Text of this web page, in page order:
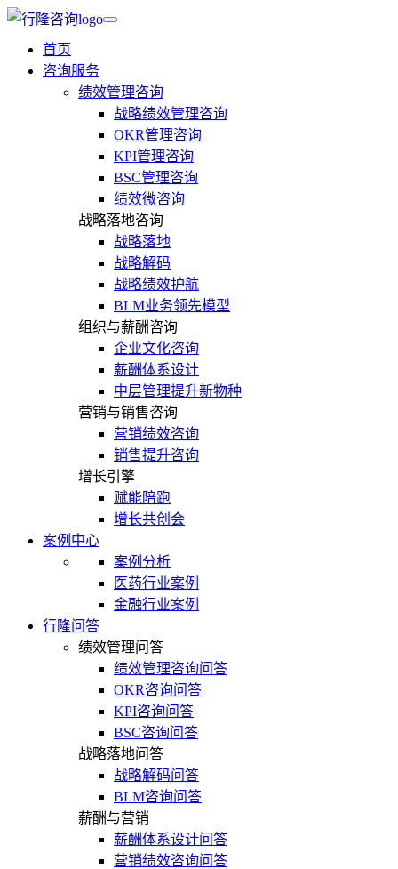
首页
咨询服务
绩效管理咨询
战略绩效管理咨询
OKR管理咨询
KPI管理咨询
BSC管理咨询
绩效微咨询
战略落地咨询
战略落地
战略解码
战略绩效护航
BLM业务领先模型
组织与薪酬咨询
企业文化咨询
薪酬体系设计
中层管理提升新物种
营销与销售咨询
营销绩效咨询
销售提升咨询
增长引擎
赋能陪跑
增长共创会
案例中心
案例分析
医药行业案例
金融行业案例
行隆问答
绩效管理问答
绩效管理咨询问答
OKR咨询问答
KPI咨询问答
BSC咨询问答
战略落地问答
战略解码问答
BLM咨询问答
薪酬与营销
薪酬体系设计问答
营销绩效咨询问答